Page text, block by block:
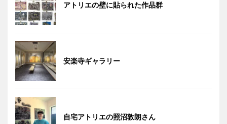
アトリエの壁に貼られた作品群
安楽寺ギャラリー
自宅アトリエの照沼敦朗さん